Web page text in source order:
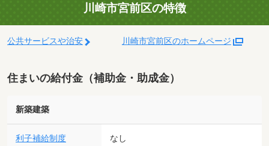
川崎市宮前区の特徴
公共サービスや治安 川崎市宮前区のホームページ
住まいの給付金（補助金・助成金）
新築建築
利子補給制度 なし